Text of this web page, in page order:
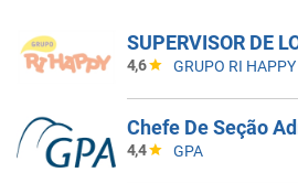
4,6 GRUPO RI HAPPY
4,4 GPA